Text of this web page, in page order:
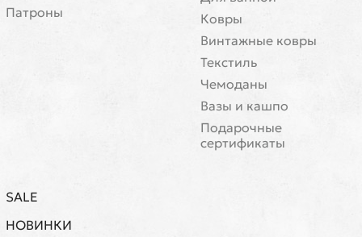
Патроны
Ковры
Винтажные ковры
Текстиль
Чемоданы
Вазы и кашпо
Подарочные
сертификаты
SALE
НОВИНКИ